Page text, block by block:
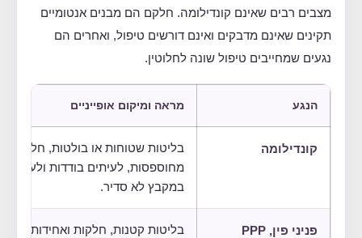
מצבים רבים שאינם קונדילומה. חלקם הם מבנים אנטומיים
תקינים שאינם מדבקים ואינם דורשים טיפול, ואחרים הם
נגעים שמחייבים טיפול שונה לחלוטין.
הנגע מראה ומיקום אופייניים
קונדילומה
בליטות שטוחות או בולטות, חלקות או
מחוספסות, לעיתים בודדות ולעיתים
במקבץ לא סדיר.
פניני פין, PPP
בליטות קטנות, חלקות ואחידות